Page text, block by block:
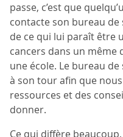
passe, c’est que
contacte son bureau de
de ce qui lui paraît être
cancers dans un
une école. Le bureau
à son tour afin que
ressources et des
donner.
Ce qui diffère